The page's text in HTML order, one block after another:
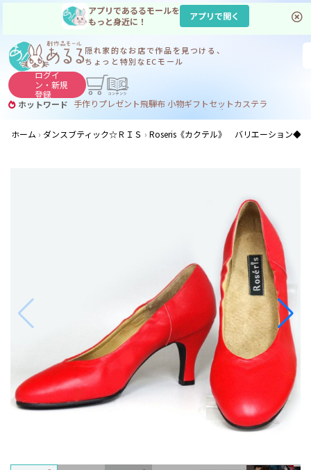
アプリであるるモールを
もっと身近に！
アプリで開く
隠れ家的なお店で作品を見つける、
ちょっと特別なECモール
ログイ
ン・新規
登録
ホットワード 手作りプレゼント飛騨布 小物ギフトセットカステラ
サヌカイト コーヒー
ジンギスカン
ホーム
ダンスブティック☆ＲＩＳ Roseris《カクテル》 バリエーション◆